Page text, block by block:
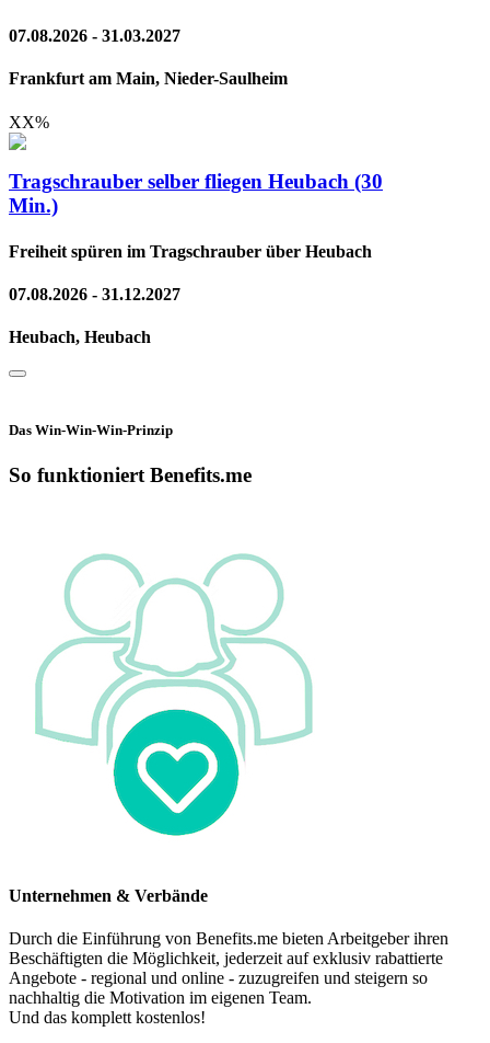
07.08.2026 - 31.03.2027
Frankfurt am Main, Nieder-Saulheim
XX%
Tragschrauber selber fliegen Heubach (30
Min.)
Freiheit spüren im Tragschrauber über Heubach
07.08.2026 - 31.12.2027
Heubach, Heubach
Das Win-Win-Win-Prinzip
So funktioniert Benefits.me
Unternehmen & Verbände
Durch die Einführung von Benefits.me bieten Arbeitgeber ihren
Beschäftigten die Möglichkeit, jederzeit auf exklusiv rabattierte
Angebote - regional und online - zuzugreifen und steigern so
nachhaltig die Motivation im eigenen Team.
Und das komplett kostenlos!